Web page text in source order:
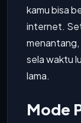
kamu bisa
internet.
menantang,
sela waktu
lama.
Mode